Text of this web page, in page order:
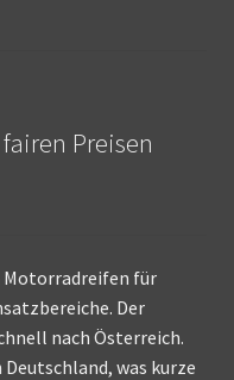
Preisen
Motorradreifen für
Der
nach Österreich.
was kurze